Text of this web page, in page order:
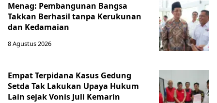
Menag: Pembangunan Bangsa
Takkan Berhasil tanpa Kerukunan
dan Kedamaian
8 Agustus 2026
Empat Terpidana Kasus Gedung
Setda Tak Lakukan Upaya Hukum
Lain sejak Vonis Juli Kemarin